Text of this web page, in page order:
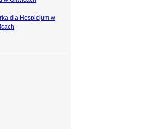
dla Hospicjum w